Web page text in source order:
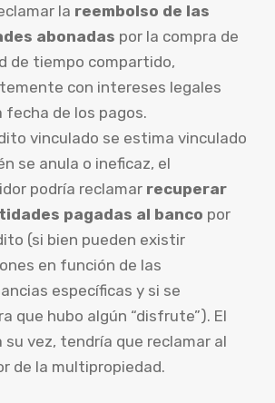
la reembolso de las
abonadas por la compra de
de tiempo compartido,
con intereses legales
fecha de los pagos.
vinculado se estima vinculado
se anula o ineficaz, el
podría reclamar recuperar
pagadas al banco por
(si bien pueden existir
en función de las
específicas y si se
que hubo algún “disfrute”). El
su vez, tendría que reclamar al
de la multipropiedad.